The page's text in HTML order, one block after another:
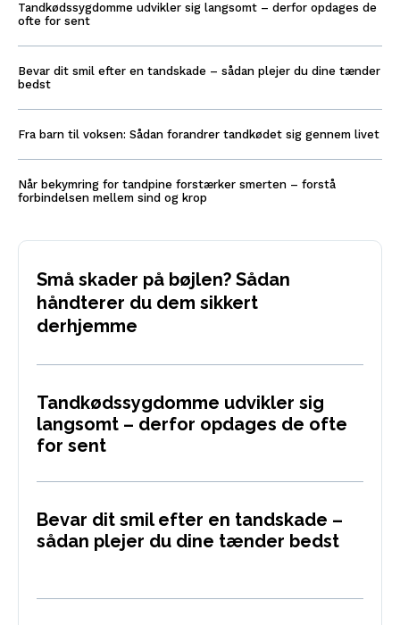
Tandkødssygdomme udvikler sig langsomt – derfor opdages de
ofte for sent
Bevar dit smil efter en tandskade – sådan plejer du dine tænder
bedst
Fra barn til voksen: Sådan forandrer tandkødet sig gennem livet
Når bekymring for tandpine forstærker smerten – forstå
forbindelsen mellem sind og krop
Små skader på bøjlen? Sådan
håndterer du dem sikkert
derhjemme
Tandkødssygdomme udvikler sig
langsomt – derfor opdages de ofte
for sent
Bevar dit smil efter en tandskade –
sådan plejer du dine tænder bedst